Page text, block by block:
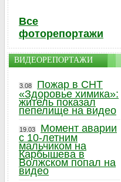
Все
фоторепортажи
ВИДЕОРЕПОРТАЖИ
3.08
Пожар в СНТ
«Здоровье химика»:
житель показал
пепелище на видео
19.03
Момент аварии
с 10-летним
мальчиком на
Карбышева в
Волжском попал на
видео